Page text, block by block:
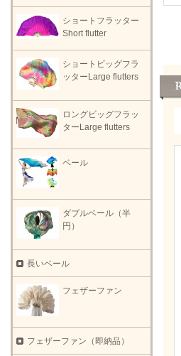
ショートフラッター
Short flutter
ショートビッグフラ
ッターLarge flutters
ロングビッグフラッ
ターLarge flutters
ベール
ダブルベール（半
円）
長いベール
フェザーファン
フェザーファン（即納品）